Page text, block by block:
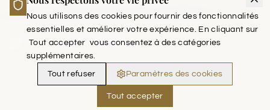
LEADERS CLUB - THE IMPERIAL
Copyright © 2026 The Imperial India. (Run and Managed by Akoi Saab)
Nous utilisons des cookies pour fournir des fonctionnalités
essentielles et améliorer votre expérience. En cliquant sur
Tout accepter vous consentez à des catégories
supplémentaires.
Tout refuser Paramètres des cookies
Tout accepter